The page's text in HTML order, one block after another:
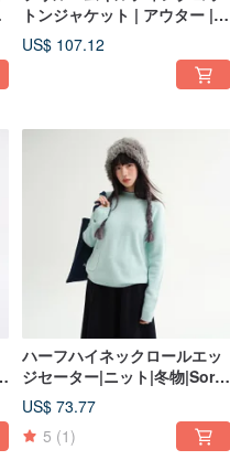
トンジャケット | アウター |
冬物 | Sora-2047
US$ 107.12
ハーフハイネックロールエッ
ジセーター|ニット|冬物|Sora-
2037
US$ 73.77
5 (1)